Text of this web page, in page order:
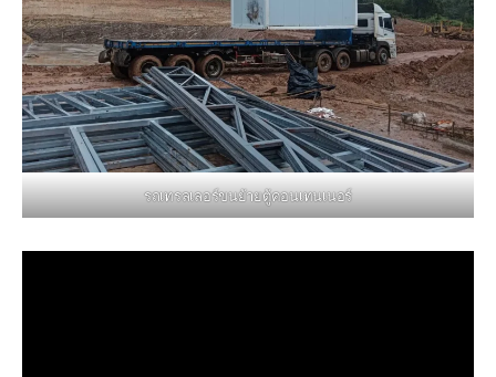
รถเทรลเลอร์ขนย้ายตู้คอนเทนเนอร์